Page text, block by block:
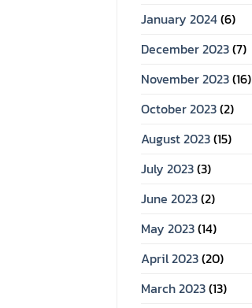
January 2024(6)
December 2023(7)
November 2023(16)
October 2023(2)
August 2023(15)
July 2023(3)
June 2023(2)
May 2023(14)
April 2023(20)
March 2023(13)